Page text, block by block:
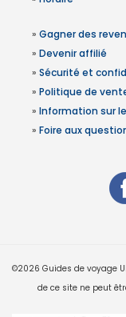
» Gagner des
» Devenir affilié
» Sécurité et
» Politique de
» Information sur
» Foire aux
©2026 Guides de voyage
de ce site ne peut